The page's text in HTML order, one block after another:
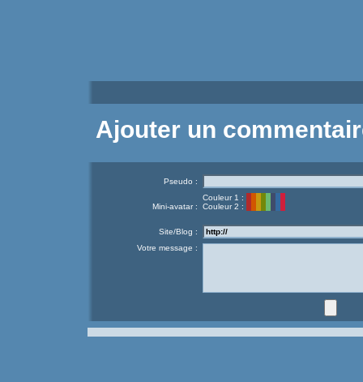
Ajouter un
Pseudo :
Mini-avatar :
Couleur 1 :
Couleur 2 :
Site/Blog :
Votre message :